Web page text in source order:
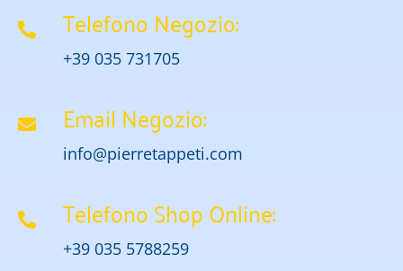
Telefono Negozio:
+39 035 731705
Email Negozio:
info@pierretappeti.com
Telefono Shop Online:
+39 035 5788259